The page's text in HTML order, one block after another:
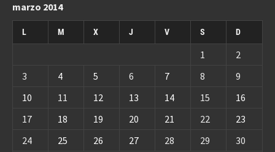
marzo 2014
L M X J V S D
1
2
3
4 5 6 7 8
9
10
11 12 13 14 15
16
17
18 19 20 21 22
23
24
25 26 27 28 29 30